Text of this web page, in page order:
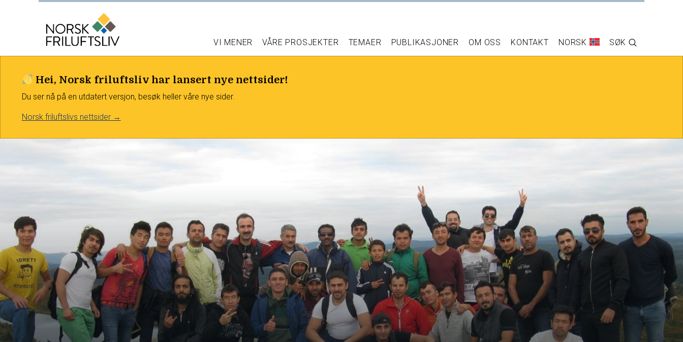
Hei, Norsk friluftsliv har lansert nye nettsider!
Du ser nå på en utdatert versjon, besøk heller våre nye sider.
Norsk friluftslivs nettsider →
VI MENER VÅRE PROSJEKTER TEMAER PUBLIKASJONER OM OSS KONTAKT NORSK SØK